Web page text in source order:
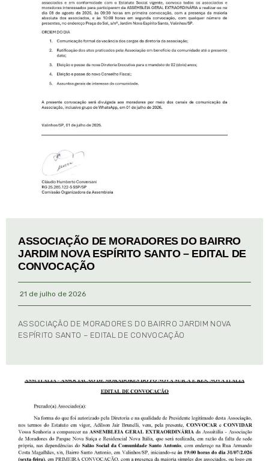
ASSOCIAÇÃO DE MORADORES DO BAIRRO
JARDIM NOVA ESPÍRITO SANTO – EDITAL DE
CONVOCAÇÃO
21 de julho de 2026
ASSOCIAÇÃO DE MORADORES DO BAIRRO JARDIM NOVA
ESPÍRITO SANTO – EDITAL DE CONVOCAÇÃO